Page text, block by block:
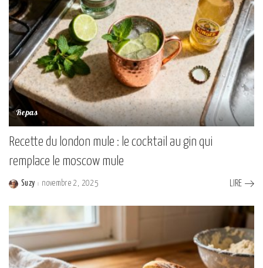
Repas
Recette du london mule : le cocktail au gin qui
remplace le moscow mule
Posted
Suzy novembre 2, 2025 LIRE